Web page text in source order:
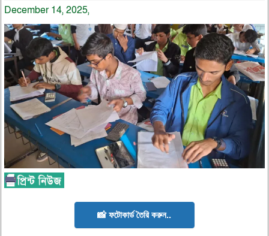
December 14, 2025,
📸 ফটোকার্ড তৈরি করুন..